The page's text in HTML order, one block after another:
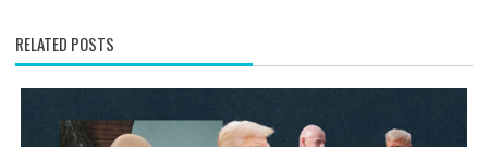
RELATED POSTS